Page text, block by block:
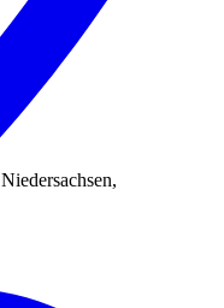
Niedersachsen,